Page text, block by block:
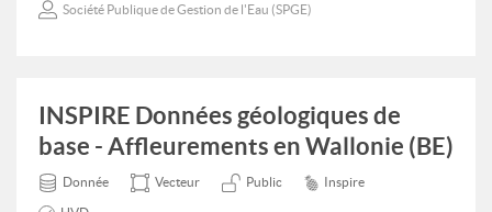
Société Publique de Gestion de l'Eau (SPGE)
INSPIRE Données géologiques de
base - Affleurements en Wallonie (BE)
Donnée Vecteur Public Inspire